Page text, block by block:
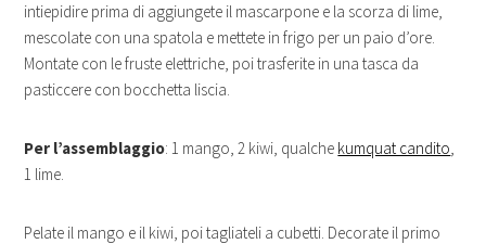
intiepidire prima di aggiungete il mascarpone e la scorza di lime,
mescolate con una spatola e mettete in frigo per un paio d’ore.
Montate con le fruste elettriche, poi trasferite in una tasca da
pasticcere con bocchetta liscia.
Per l’assemblaggio: 1 mango, 2 kiwi, qualche kumquat candito,
1 lime.
Pelate il mango e il kiwi, poi tagliateli a cubetti. Decorate il primo